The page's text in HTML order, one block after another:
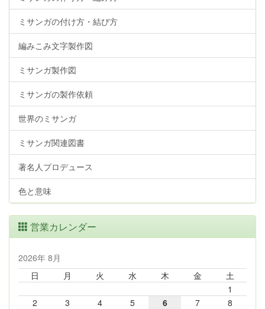
ミサンガの付け方・結び方
編みこみ文字製作図
ミサンガ製作図
ミサンガの製作依頼
世界のミサンガ
ミサンガ関連図書
著名人プロデュース
色と意味
営業カレンダー
2026年 8月
日
月 火 水 木 金
土
1
2
3 4 5 6 7
8